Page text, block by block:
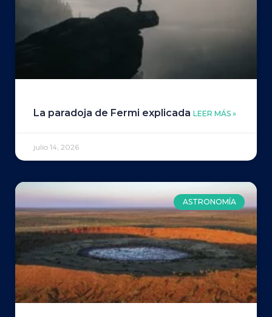
La paradoja de Fermi explicada LEER MÁS »
julio 14, 2026
ASTRONOMÍA